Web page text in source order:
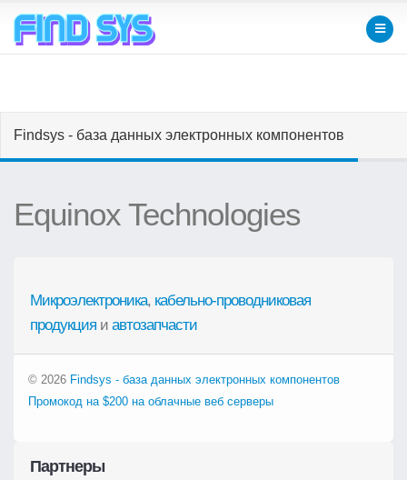
Findsys - база данных электронных компонентов
Equinox Technologies
Микроэлектроника, кабельно-проводниковая
продукция и автозапчасти
© 2026 Findsys - база данных электронных компонентов
Промокод на $200 на облачные веб серверы
Партнеры